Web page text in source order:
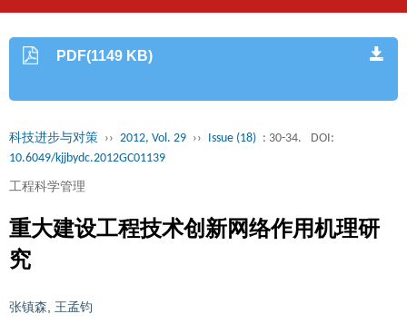
PDF(1149 KB)
科技进步与对策 ›› 2012, Vol. 29 ›› Issue (18) : 30-34.
DOI:
10.6049/kjjbydc.2012GC01139
工程科学管理
重大建设工程技术创新网络作用机理研
究
张镇森 王孟钧